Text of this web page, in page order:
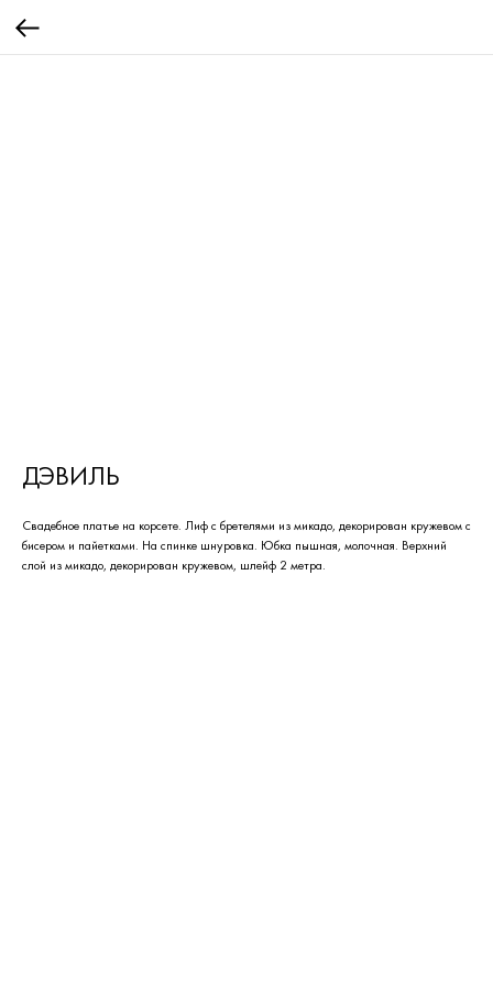
ДЭВИЛЬ
Свадебное платье на корсете. Лиф с бретелями из микадо, декорирован кружевом с
бисером и пайетками. На спинке шнуровка. Юбка пышная, молочная. Верхний
слой из микадо, декорирован кружевом, шлейф 2 метра.